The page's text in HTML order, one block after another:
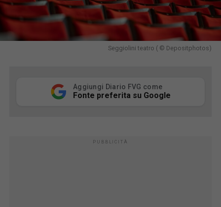
Seggiolini teatro ( © Depositphotos)
Aggiungi Diario FVG come
Fonte preferita su Google